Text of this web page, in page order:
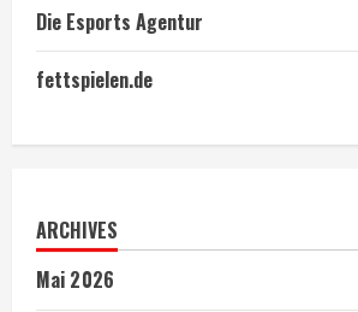
Die Esports Agentur
fettspielen.de
ARCHIVES
Mai 2026